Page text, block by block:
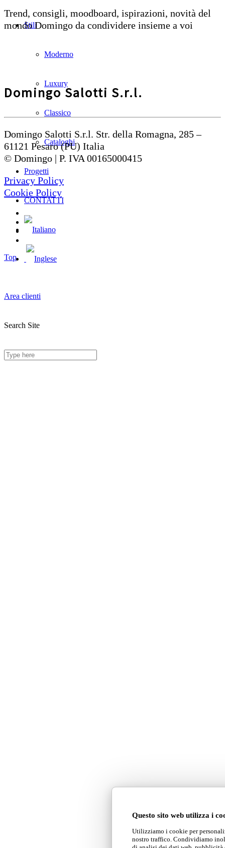
Questo sito web utilizza i
Utilizziamo i cookie per
nostro traffico. Condividiamo
Stili
Moderno
Luxury
Classico
Cataloghi
Progetti
CONTATTI
Area clienti
Search Site
Trend, consigli, moodboard, ispirazioni, novità del
mondo Domingo da condividere insieme a voi
Domingo Salotti S.r.l.
Domingo Salotti S.r.l. Str. della Romagna, 285 –
61121 Pesaro (PU) Italia
© Domingo | P. IVA 00165000415
Privacy Policy
Cookie Policy
Top